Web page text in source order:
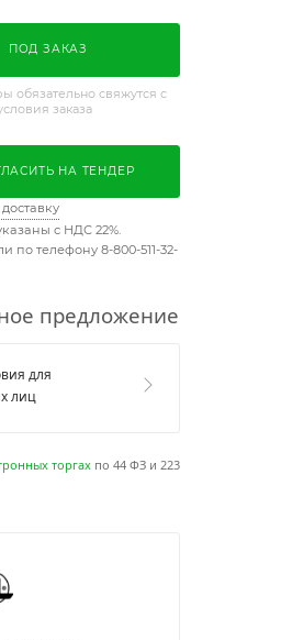
ПОД ЗАКАЗ
обязательно свяжутся с
заказа
НА ТЕНДЕР
с НДС 22%.
по телефону 8-800-511-32-
предложение
для
лиц
торгах по 44 ФЗ и 223